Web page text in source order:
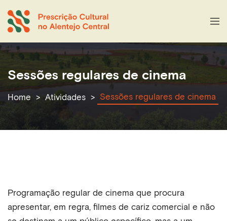
Sessões regulares de cinema
Home Atividades Sessões regulares de cinema
Programação regular de cinema que procura
apresentar, em regra, filmes de cariz comercial e não